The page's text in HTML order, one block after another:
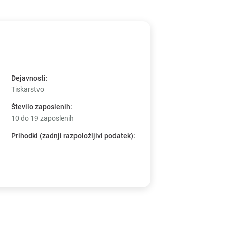
Dejavnosti:
Tiskarstvo
Število zaposlenih:
10 do 19 zaposlenih
Prihodki (zadnji razpoložljivi podatek):